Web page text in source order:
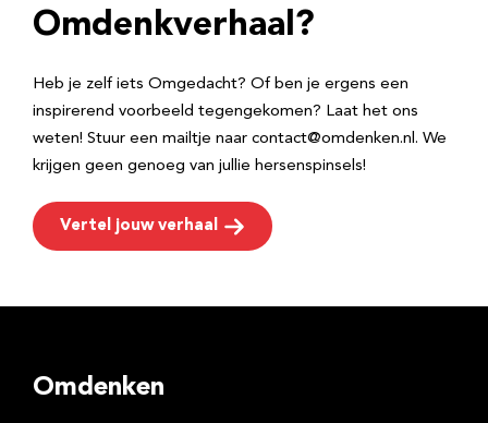
e
Omdenkverhaal?
Heb je zelf iets Omgedacht? Of ben je ergens een
inspirerend voorbeeld tegengekomen? Laat het ons
weten! Stuur een mailtje naar contact@omdenken.nl. We
krijgen geen genoeg van jullie hersenspinsels!
Vertel jouw verhaal
Omdenken